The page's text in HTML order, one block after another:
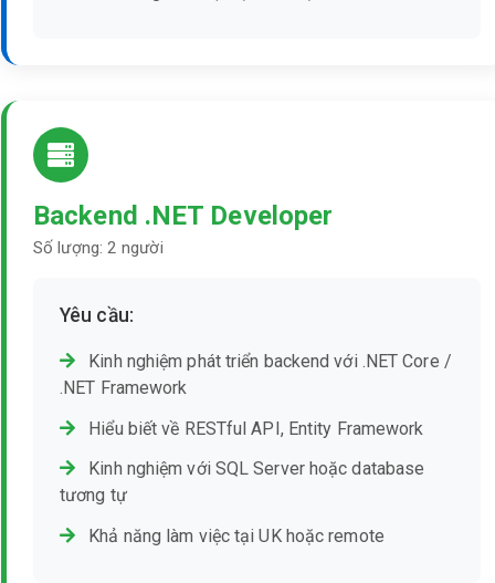
Backend .NET Developer
Số lượng: 2 người
Yêu cầu:
Kinh nghiệm phát triển backend với .NET Core /
.NET Framework
Hiểu biết về RESTful API, Entity Framework
Kinh nghiệm với SQL Server hoặc database
tương tự
Khả năng làm việc tại UK hoặc remote